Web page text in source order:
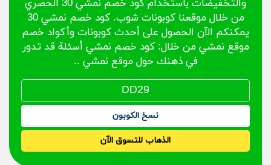
والتخفيضات باستخدام كود خصم نمشي 30 الحصري
من خلال موقعنا كوبونات شوب. كود خصم نمشي 30
يمكنكم الآن الحصول على أحدث كوبونات وأكواد خصم
موقع نمشي من خلال: كود خصم نمشي أسئلة قد تدور
في ذهنك حول موقع نمشي ..
نسخ الكوبون
الذهاب للتسوق الآن